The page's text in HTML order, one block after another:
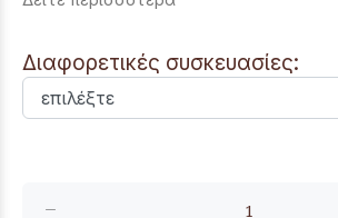
Διαφορετικές συσκευασίες: